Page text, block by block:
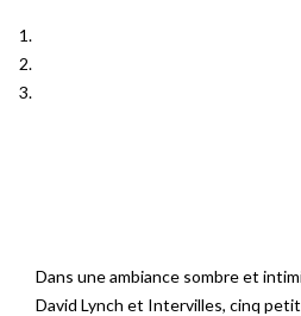
Dans une ambiance sombre et
David Lynch et Intervilles, cinq